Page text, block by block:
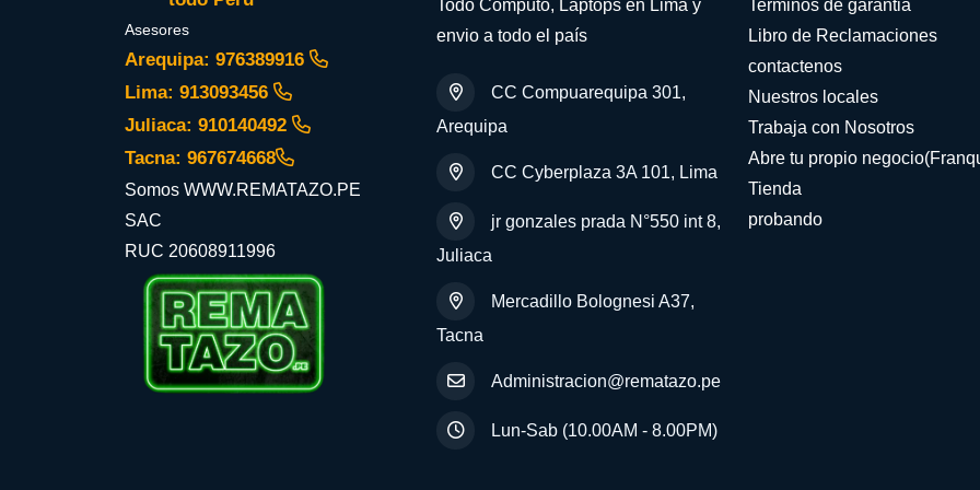
Asesores
Arequipa: 976389916
Lima: 913093456
Juliaca: 910140492
Tacna: 967674668
Somos WWW.REMATAZO.PE
SAC
RUC 20608911996
Todo Computo, Laptops en Lima y
envio a todo el país
CC Compuarequipa 301,
Arequipa
CC Cyberplaza 3A 101, Lima
jr gonzales prada N°550 int 8,
Juliaca
Mercadillo Bolognesi A37,
Tacna
Administracion@rematazo.pe
Lun-Sab (10.00AM - 8.00PM)
Terminos de garantia
Libro de Reclamaciones
contactenos
Nuestros locales
Trabaja con Nosotros
Abre tu propio
Tienda
probando